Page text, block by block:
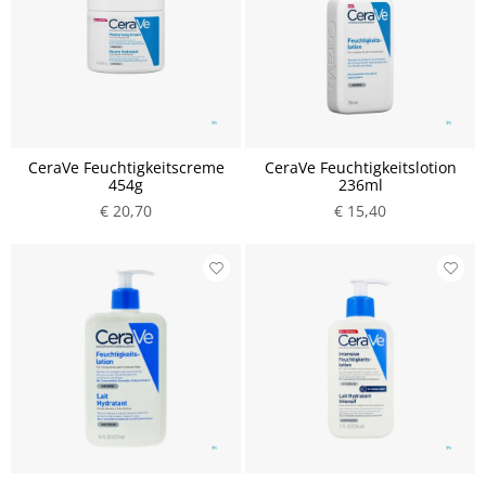
CeraVe Feuchtigkeitscreme
454g
€ 20,70
CeraVe Feuchtigkeitslotion
236ml
€ 15,40